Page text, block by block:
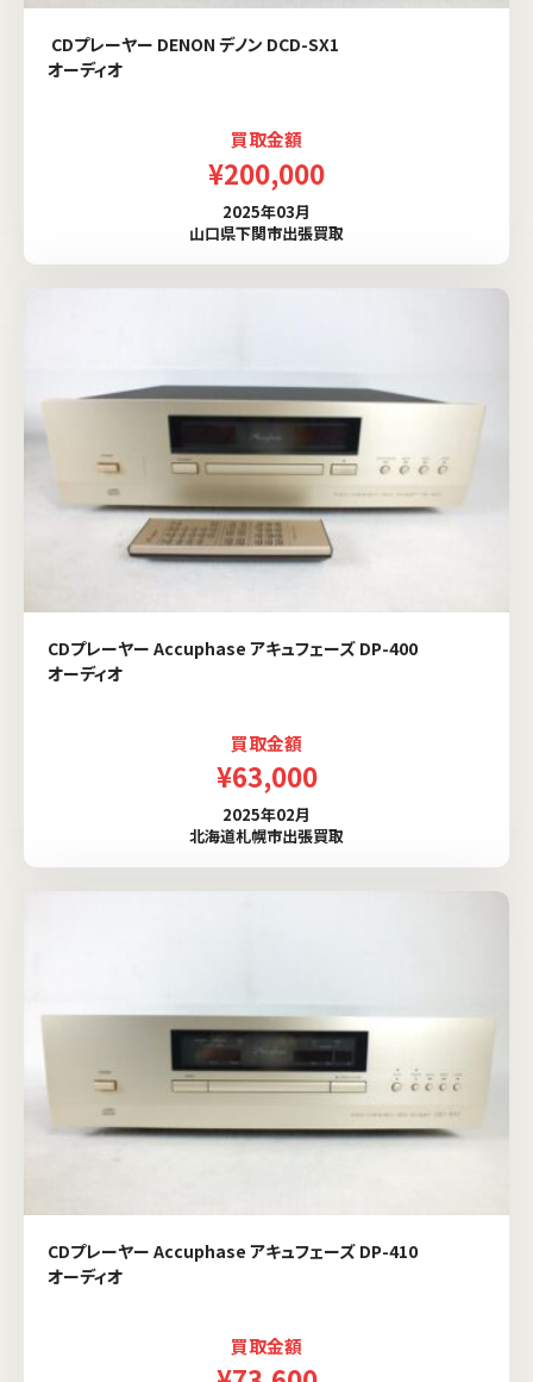
CDプレーヤー DENON デノン DCD-SX1
オーディオ
買取金額
¥200,000
2025年03月
山口県下関市出張買取
CDプレーヤー Accuphase アキュフェーズ DP-400
オーディオ
買取金額
¥63,000
2025年02月
北海道札幌市出張買取
CDプレーヤー Accuphase アキュフェーズ DP-410
オーディオ
買取金額